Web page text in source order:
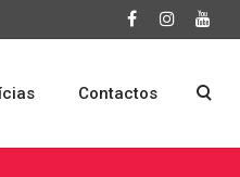
Contactos